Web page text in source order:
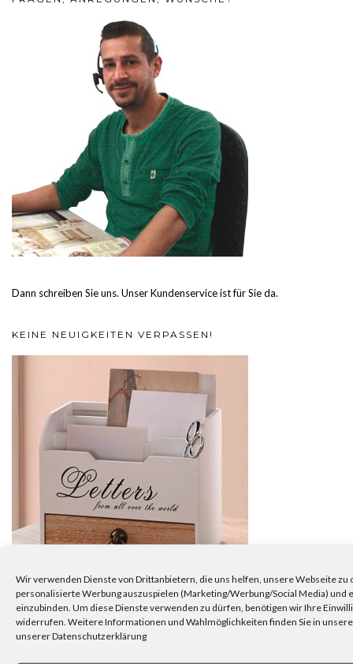
Wir verwenden Dienste von Drittanbietern, die uns helfen, unsere Webseite
personalisierte Werbung auszuspielen (Marketing/Werbung/Social Media) und
einzubinden. Um diese Dienste verwenden zu dürfen, benötigen wir Ihre
widerrufen. Weitere Informationen und Wahlmöglichkeiten finden Sie in
unserer Datenschutzerklärung
Dann schreiben Sie uns. Unser Kundenservice ist für Sie da.
KEINE NEUIGKEITEN VERPASSEN!
Abonnieren Sie den Frank Flechtwaren-Newsletter.